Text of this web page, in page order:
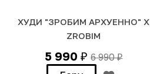
ХУДИ "ЗРОБИМ АРХУЕННО" Х
ZROBIM
5 990₽ 6 990₽